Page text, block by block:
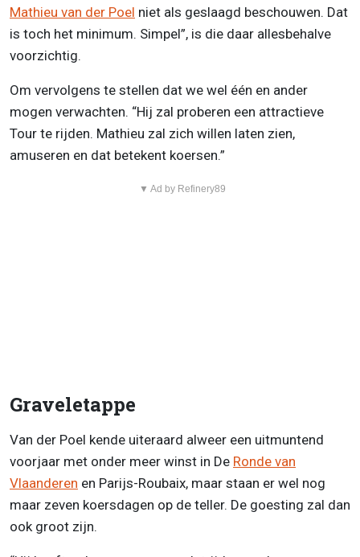
Mathieu van der Poel niet als geslaagd beschouwen. Dat
is toch het minimum. Simpel”, is die daar allesbehalve
voorzichtig.
Om vervolgens te stellen dat we wel één en ander
mogen verwachten. “Hij zal proberen een attractieve
Tour te rijden. Mathieu zal zich willen laten zien,
amuseren en dat betekent koersen.”
▼ Ad by Refinery89
Graveletappe
Van der Poel kende uiteraard alweer een uitmuntend
voorjaar met onder meer winst in De Ronde van
Vlaanderen en Parijs-Roubaix, maar staan er wel nog
maar zeven koersdagen op de teller. De goesting zal dan
ook groot zijn.